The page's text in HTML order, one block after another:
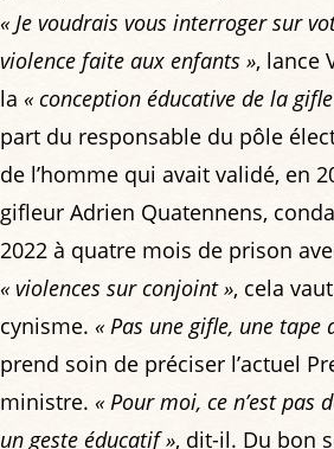
« Je voudrais vous interroger sur
violence faite aux enfants », lance
la « conception éducative de la
part du responsable du pôle
de l’homme qui avait validé, en
gifleur Adrien Quatennens,
2022 à quatre mois de prison
« violences sur conjoint », cela
cynisme. « Pas une gifle, une tape
prend soin de préciser l’actuel
ministre. « Pour moi, ce n’est pas
un geste éducatif », dit-il. Du bon